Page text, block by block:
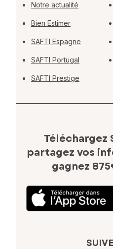
Notre actualité
Bien Estimer
SAFTI Espagne
SAFTI Portugal
SAFTI Prestige
Téléchargez
partagez vos
gagnez